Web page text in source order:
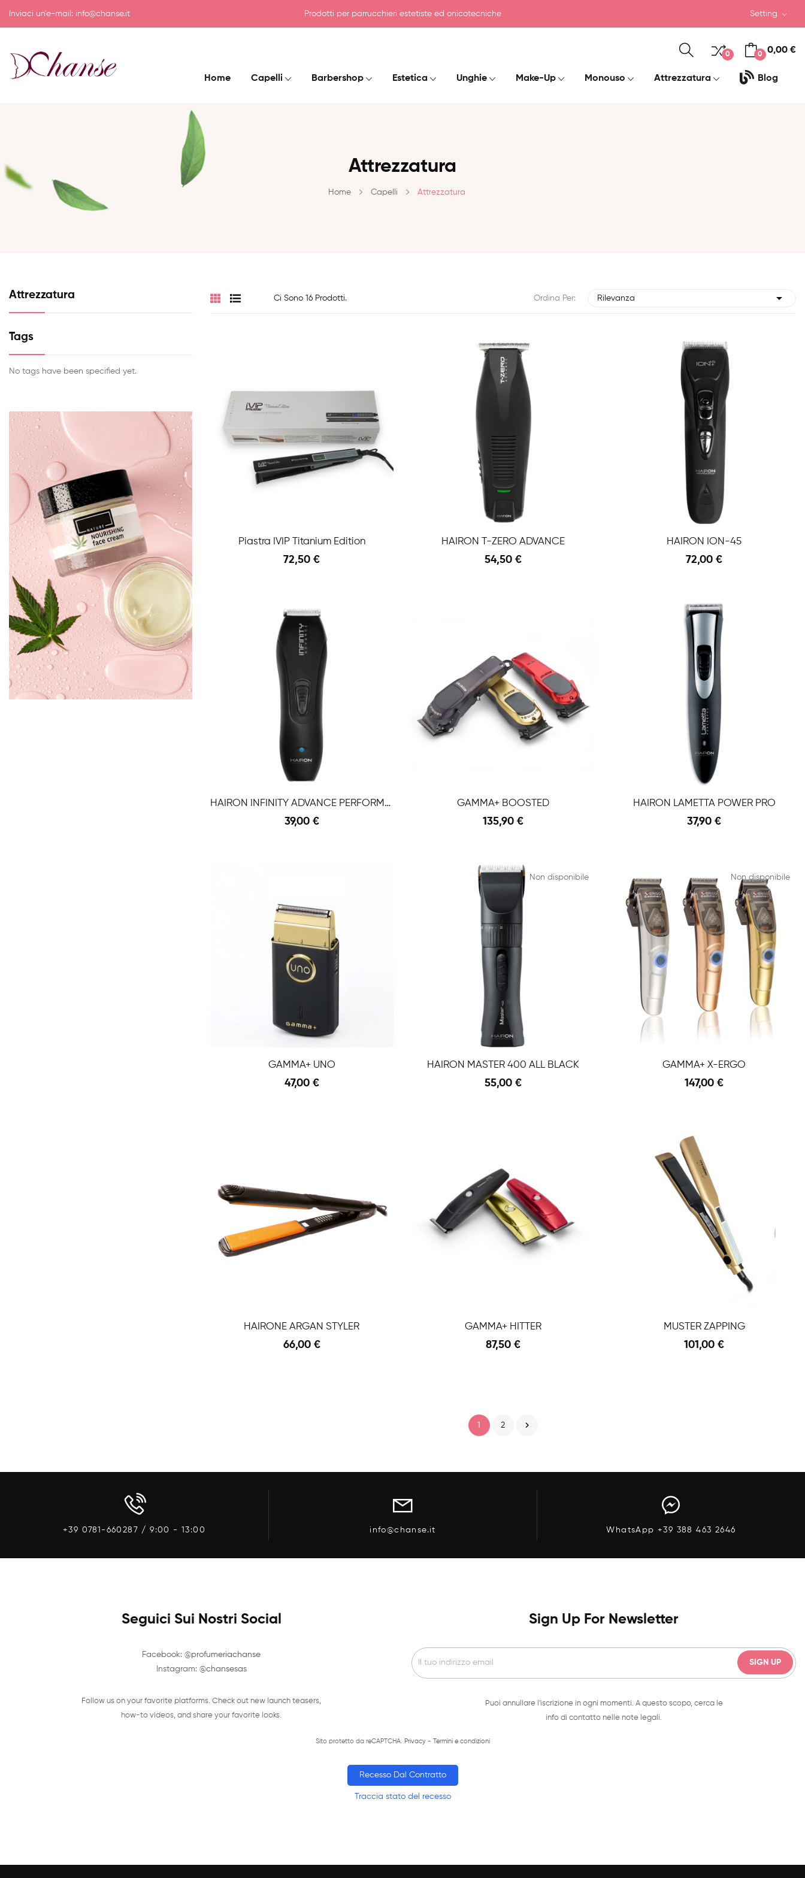
Inviaci un'e-mail: info@chanse.it Setting
Prodotti per parrucchieri estetiste ed onicotecniche
0 0,00 €
0
Home Capelli Barbershop Estetica Unghie Make-Up Monouso Attrezzatura Blog
Attrezzatura
Home Capelli Attrezzatura
Attrezzatura
Tags
No tags have been specified yet.
Ci Sono 16 Prodotti. Ordina Per: Rilevanza 
Piastra IVIP Titanium Edition
72,50 €
HAIRON T-ZERO ADVANCE
54,50 €
HAIRON ION-45
72,00 €
Aggiungi Al Carrello
HAIRON INFINITY ADVANCE PERFORMANCE
39,00 €
GAMMA+ BOOSTED
135,90 €
Aggiungi Al Carrello
HAIRON LAMETTA POWER PRO
37,90 €
GAMMA+ UNO
47,00 €
Non disponibile
HAIRON MASTER 400 ALL BLACK
55,00 €
Non disponibile
GAMMA+ X-ERGO
147,00 €
HAIRONE ARGAN STYLER
66,00 €
GAMMA+ HITTER
87,50 €
MUSTER ZAPPING
101,00 €
1 2 
+39 0781-660287 / 9:00 - 13:00 info@chanse.it WhatsApp +39 388 463 2646
Seguici Sui Nostri Social
Facebook: @profumeriachanse
Instagram: @chansesas
Follow us on your favorite platforms. Check out new launch teasers,
how-to videos, and share your favorite looks.
Sign Up For Newsletter
Puoi annullare l'iscrizione in ogni momenti. A questo scopo, cerca le
info di contatto nelle note legali.
Sito protetto da reCAPTCHA. Privacy- Termini e condizioni
Recesso Dal Contratto
Traccia stato del recesso